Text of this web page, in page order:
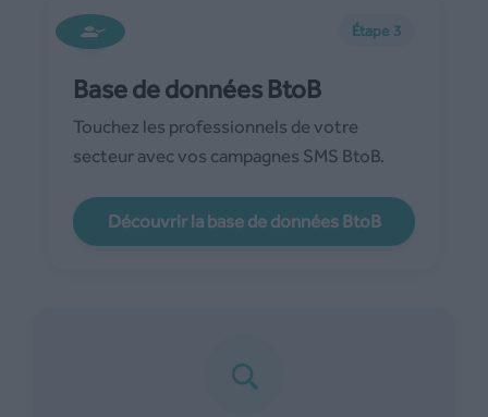
Étape 3
Base de données BtoB
Touchez les professionnels de votre
secteur avec vos campagnes SMS BtoB.
Découvrir la base de données BtoB